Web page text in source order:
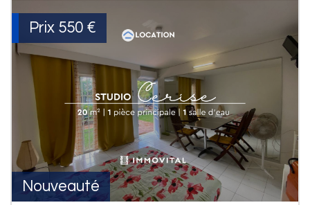
Nouveauté
Prix 550 €